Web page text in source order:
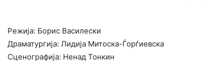
Режија: Борис Василески
Драматургија: Лидија Митоска-Ѓорѓиевска
Сценографија: Ненад Тонкин